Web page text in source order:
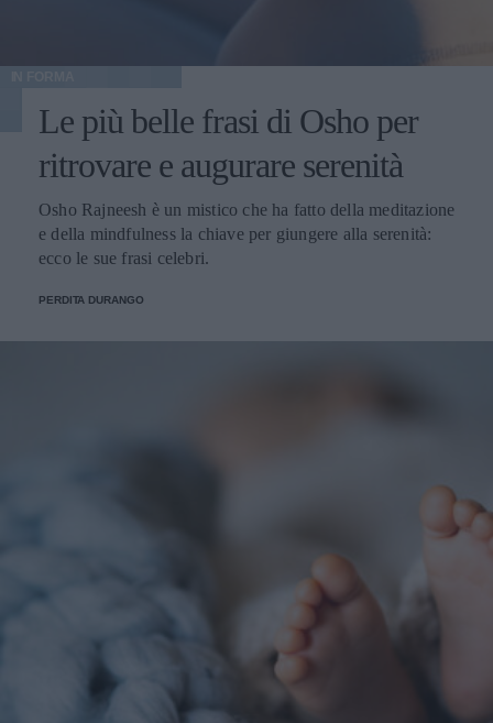
Le più belle frasi di Osho per
ritrovare e augurare serenità
Osho Rajneesh è un mistico che ha fatto della meditazione
e della mindfulness la chiave per giungere alla serenità:
ecco le sue frasi celebri.
PERDITA DURANGO